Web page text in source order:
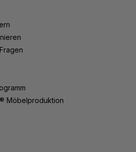
Möbelproduktion